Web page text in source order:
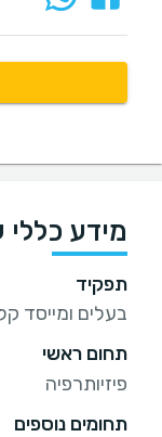
מידע כללי
תפקיד
בעלים ומייסד
תחום ראשי
פיזיותרפיה
תחומים נוספים